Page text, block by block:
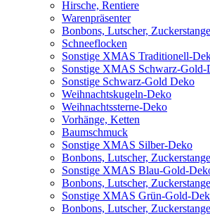
Hirsche, Rentiere
Warenpräsenter
Bonbons, Lutscher,
Schneeflocken
Sonstige XMAS Traditionell-
Sonstige XMAS Schwarz-Gold-
Sonstige Schwarz-Gold Deko
Weihnachtskugeln-Deko
Weihnachtssterne-Deko
Vorhänge, Ketten
Baumschmuck
Sonstige XMAS Silber-Deko
Bonbons, Lutscher,
Sonstige XMAS Blau-Gold-
Bonbons, Lutscher,
Sonstige XMAS Grün-Gold-
Bonbons, Lutscher,